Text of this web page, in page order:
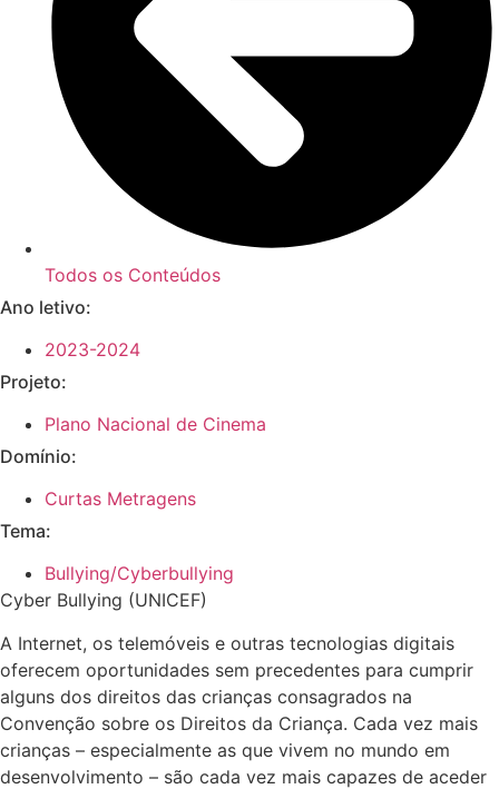
Todos os Conteúdos
Ano letivo:
2023-2024
Projeto:
Plano Nacional de Cinema
Domínio:
Curtas Metragens
Tema:
Bullying/Cyberbullying
Cyber Bullying (UNICEF)
A Internet, os telemóveis e outras tecnologias digitais
oferecem oportunidades sem precedentes para cumprir
alguns dos direitos das crianças consagrados na
Convenção sobre os Direitos da Criança. Cada vez mais
crianças – especialmente as que vivem no mundo em
desenvolvimento – são cada vez mais capazes de aceder